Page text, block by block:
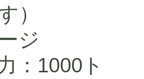
）
ジ
：1000ト